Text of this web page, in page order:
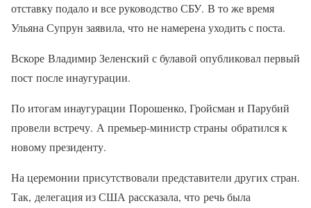
отставку подало и все руководство СБУ. В то же время
Ульяна Супрун заявила, что не намерена уходить с поста.
Вскоре Владимир Зеленский с булавой опубликовал первый
пост после инаугурации.
По итогам инаугурации Порошенко, Гройсман и Парубий
провели встречу. А премьер-министр страны обратился к
новому президенту.
На церемонии присутствовали представители других стран.
Так, делегация из США рассказала, что речь была